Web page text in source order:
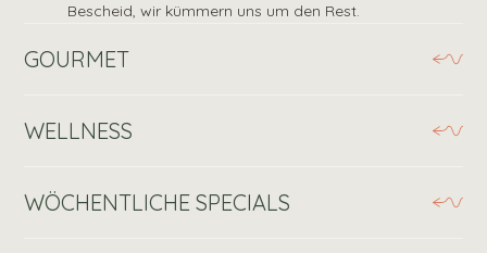
Bescheid, wir kümmern uns um den Rest.
GOURMET
WELLNESS
WÖCHENTLICHE SPECIALS